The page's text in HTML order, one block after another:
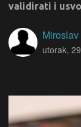
validirati i
utorak,